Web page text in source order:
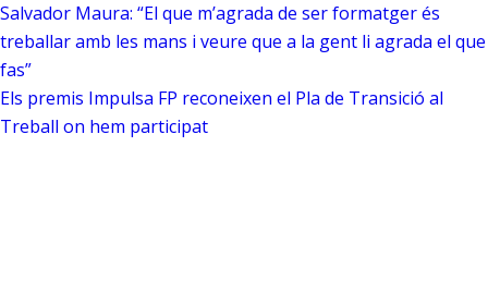
Salvador Maura: “El que m’agrada de ser formatger és
treballar amb les mans i veure que a la gent li agrada el que
fas”
Els premis Impulsa FP reconeixen el Pla de Transició al
Treball on hem participat